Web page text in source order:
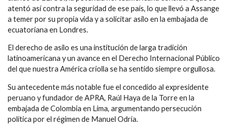
atentó así contra la seguridad de ese país, lo que llevó a Assange
a temer por su propia vida y a solicitar asilo en la embajada de
ecuatoriana en Londres.
El derecho de asilo es una institución de larga tradición
latinoamericana y un avance en el Derecho Internacional Público
del que nuestra América criolla se ha sentido siempre orgullosa.
Su antecedente más notable fue el concedido al expresidente
peruano y fundador de APRA, Raúl Haya de la Torre en la
embajada de Colombia en Lima, argumentando persecución
política por el régimen de Manuel Odría.